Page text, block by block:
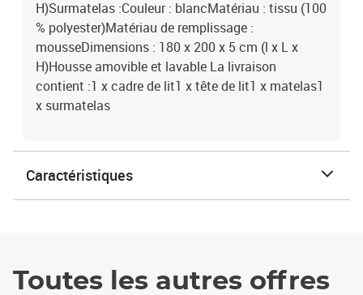
H)Surmatelas :Couleur : blancMatériau : tissu (100
% polyester)Matériau de remplissage :
mousseDimensions : 180 x 200 x 5 cm (l x L x
H)Housse amovible et lavable La livraison
contient :1 x cadre de lit1 x tête de lit1 x matelas1
x surmatelas
Caractéristiques
Toutes les autres offres